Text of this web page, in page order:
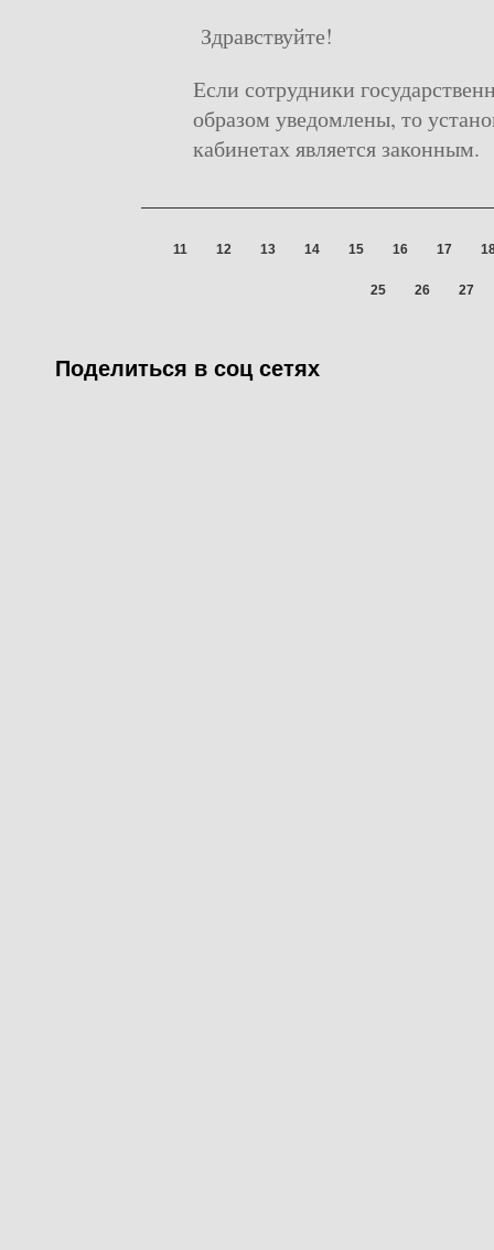
Здравствуйте!
Если сотрудники
образом уведомлены, то
кабинетах является законным.
11 12 13 14 15 16 17
25 26 27
Поделиться в соц сетях